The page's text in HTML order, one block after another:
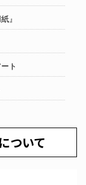
』
ト
ついて